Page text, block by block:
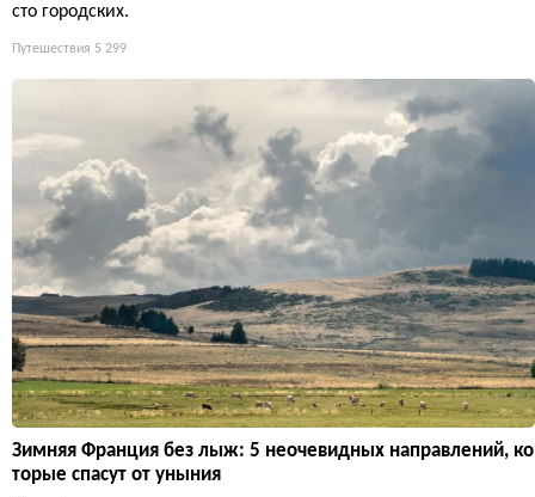
сто городских.
Путешествия 5 299
Зимняя Франция без лыж: 5 неочевидных направлений, ко
торые спасут от уныния